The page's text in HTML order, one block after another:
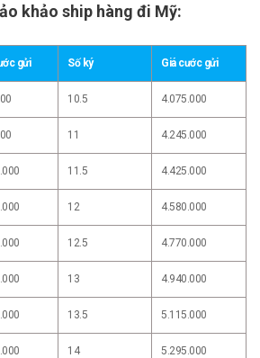
khảo ship hàng đi Mỹ:
gửi Số ký Giá cước gửi
10.5 4.075.000
11 4.245.000
11.5 4.425.000
12 4.580.000
12.5 4.770.000
13 4.940.000
13.5 5.115.000
14 5.295.000